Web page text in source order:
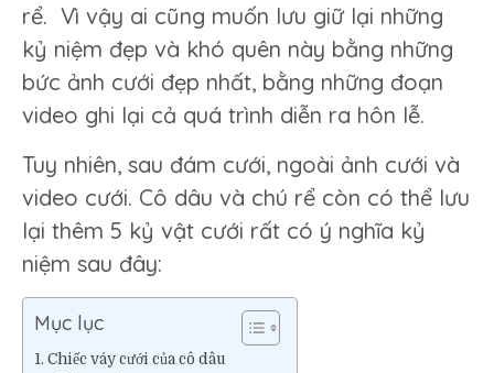
lễ.
rể. Vì vậy ai cũng muốn lưu giữ lại những
kỷ niệm đẹp và khó quên này bằng những
bức ảnh cưới đẹp nhất, bằng những đoạn
video ghi lại cả quá trình diễn ra hôn lễ.
Tuy nhiên, sau đám cưới, ngoài ảnh cưới và
video cưới. Cô dâu và chú rể còn có thể lưu
lại thêm 5 kỷ vật cưới rất có ý nghĩa kỷ
niệm sau đây:
Mục lục
Chiếc váy cưới của cô dâu